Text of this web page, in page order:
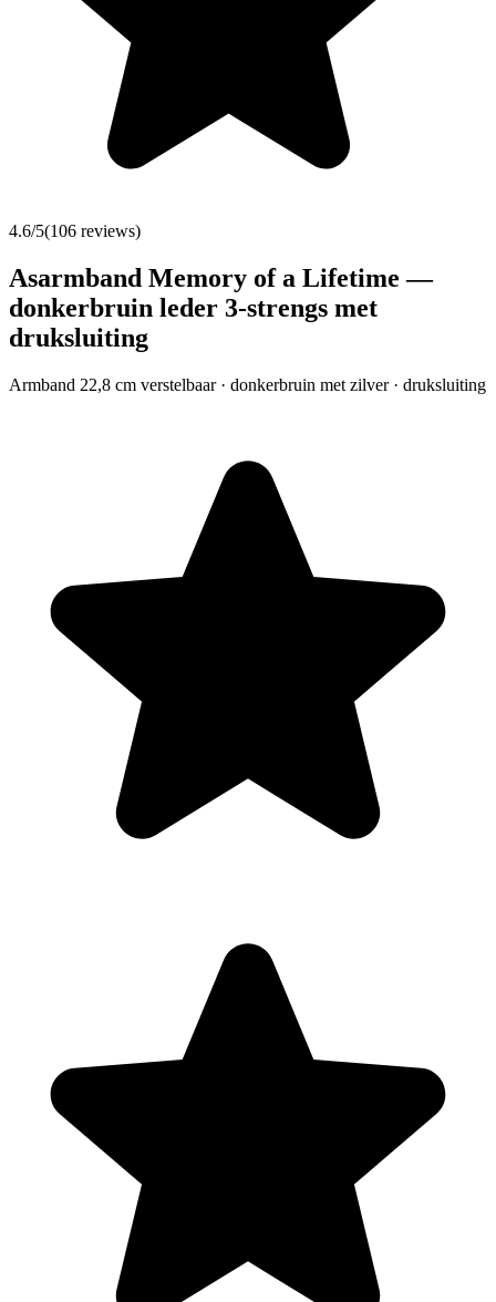
4.6/5(106 reviews)
Asarmband Memory of a Lifetime —
donkerbruin leder 3-strengs met
druksluiting
Armband 22,8 cm verstelbaar · donkerbruin met zilver · druksluiting